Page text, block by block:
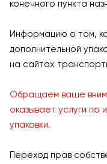
конечного пункта
Информацию о том,
дополнительной
на сайтах
Обращаем ваше
оказывает услуги по
упаковки.
Переход прав